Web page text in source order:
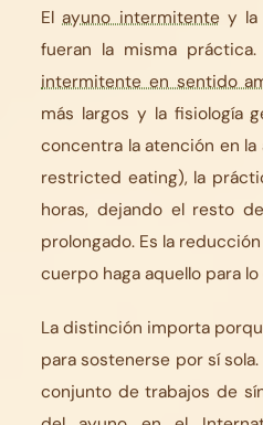
Elayuno intermitentey
fueran la misma
intermitente en sentido
más largos y la fisiología
concentra la atención en
restricted eating), la
horas, dejando el resto
prolongado. Es la
cuerpo haga aquello para
La distinción importa
para sostenerse por sí
conjunto de trabajos de